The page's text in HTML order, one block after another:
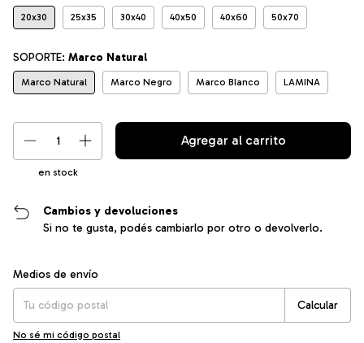
20x30 25x35 30x40 40x50 40x60 50x70
SOPORTE: Marco Natural
Marco Natural Marco Negro Marco Blanco LAMINA
en stock
Cambios y devoluciones
Si no te gusta, podés cambiarlo por otro o devolverlo.
Entregas para el CP:
Medios de envío
Calcular
No sé mi código postal